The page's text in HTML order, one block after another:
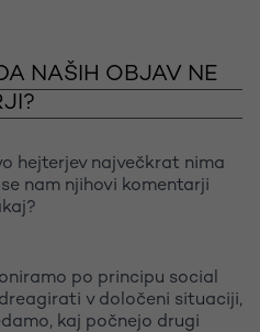
NAŠIH OBJAV NE
hejterjev največkrat nima
nam njihovi komentarji
po principu social
v določeni situaciji,
kaj počnejo drugi